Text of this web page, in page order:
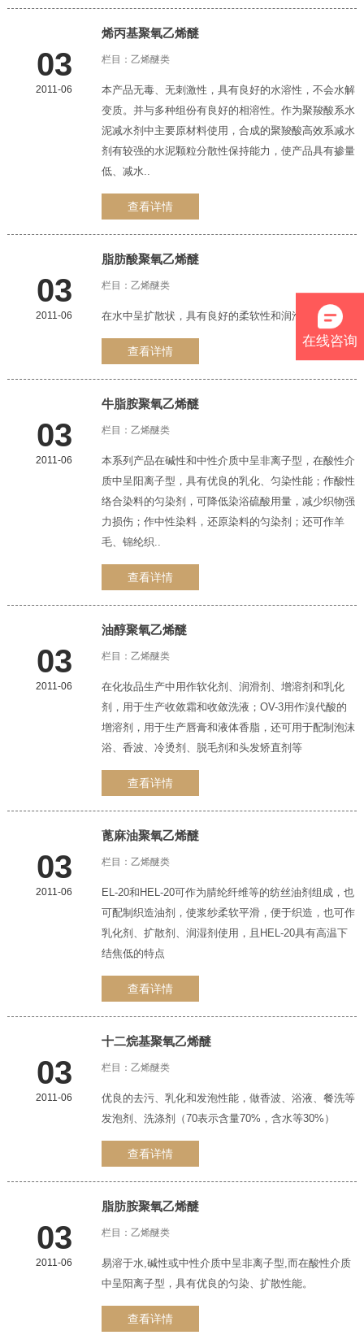
03
2011-06
烯丙基聚氧乙烯醚
栏目： 乙烯醚类
本产品无毒、无刺激性，具有良好的水溶性，不会水解
变质。并与多种组份有良好的相溶性。作为聚羧酸系水
泥减水剂中主要原材料使用，合成的聚羧酸高效系减水
剂有较强的水泥颗粒分散性保持能力，使产品具有掺量
低、减水..
查看详情
03
2011-06
脂肪酸聚氧乙烯醚
栏目： 乙烯醚类
在水中呈扩散状，具有良好的柔软性和润滑性
查看详情
03
2011-06
牛脂胺聚氧乙烯醚
栏目： 乙烯醚类
本系列产品在碱性和中性介质中呈非离子型，在酸性介
质中呈阳离子型，具有优良的乳化、匀染性能；作酸性
络合染料的匀染剂，可降低染浴硫酸用量，减少织物强
力损伤；作中性染料，还原染料的匀染剂；还可作羊
毛、锦纶织..
查看详情
03
2011-06
油醇聚氧乙烯醚
栏目： 乙烯醚类
在化妆品生产中用作软化剂、润滑剂、增溶剂和乳化
剂，用于生产收敛霜和收敛洗液；OV-3用作溴代酸的
增溶剂，用于生产唇膏和液体香脂，还可用于配制泡沫
浴、香波、冷烫剂、脱毛剂和头发矫直剂等
查看详情
03
2011-06
蓖麻油聚氧乙烯醚
栏目： 乙烯醚类
EL-20和HEL-20可作为腈纶纤维等的纺丝油剂组成，也
可配制织造油剂，使浆纱柔软平滑，便于织造，也可作
乳化剂、扩散剂、润湿剂使用，且HEL-20具有高温下
结焦低的特点
查看详情
03
2011-06
十二烷基聚氧乙烯醚
栏目： 乙烯醚类
优良的去污、乳化和发泡性能，做香波、浴液、餐洗等
发泡剂、洗涤剂（70表示含量70%，含水等30%）
查看详情
03
2011-06
脂肪胺聚氧乙烯醚
栏目： 乙烯醚类
易溶于水,碱性或中性介质中呈非离子型,而在酸性介质
中呈阳离子型，具有优良的匀染、扩散性能。
查看详情
在线咨询